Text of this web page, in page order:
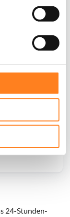
24-Stunden-